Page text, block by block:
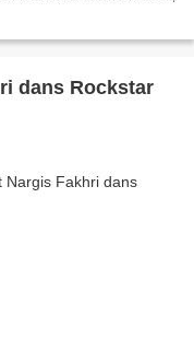
dans Rockstar